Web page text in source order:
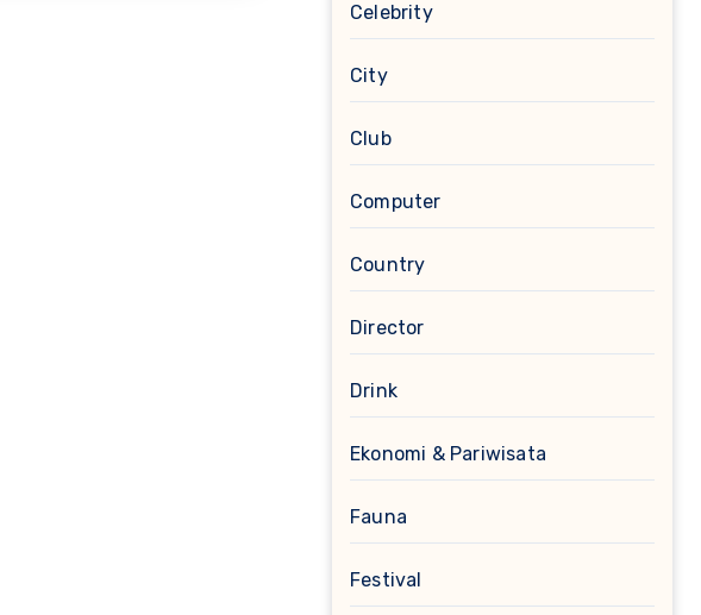
Celebrity
City
Club
Computer
Country
Director
Drink
Ekonomi & Pariwisata
Fauna
Festival